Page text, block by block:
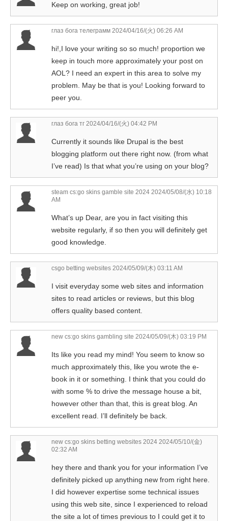
Keep on working, great job!
глаз бога телеграмм 2024/04/16/(火) 06:26 AM
hi!,I love your writing so so much! proportion we
keep in touch more approximately your post on
AOL? I need an expert in this area to solve my
problem. May be that is you! Looking forward to
peer you.
глаз бога тг 2024/04/16/(火) 04:42 PM
Currently it sounds like Drupal is the best
blogging platform out there right now. (from what
I’ve read) Is that what you’re using on your blog?
steam cs:go skins gamble site 2024 2024/05/08/(水) 10:18
AM
What’s up Dear, are you in fact visiting this
website regularly, if so then you will definitely get
good knowledge.
csgo betting websites 2024/05/09/(木) 03:11 AM
I visit everyday some web sites and information
sites to read articles or reviews, but this blog
offers quality based content.
new cs:go skins gambling site 2024/05/09/(木) 03:19 PM
Its like you read my mind! You seem to know so
much approximately this, like you wrote the e-
book in it or something. I think that you could do
with some % to drive the message house a bit,
however other than that, this is great blog. An
excellent read. I’ll definitely be back.
new cs:go skins betting websites 2024 2024/05/10/(金)
02:32 AM
hey there and thank you for your information I’ve
definitely picked up anything new from right here.
I did however expertise some technical issues
using this web site, since I experienced to reload
the site a lot of times previous to I could get it to